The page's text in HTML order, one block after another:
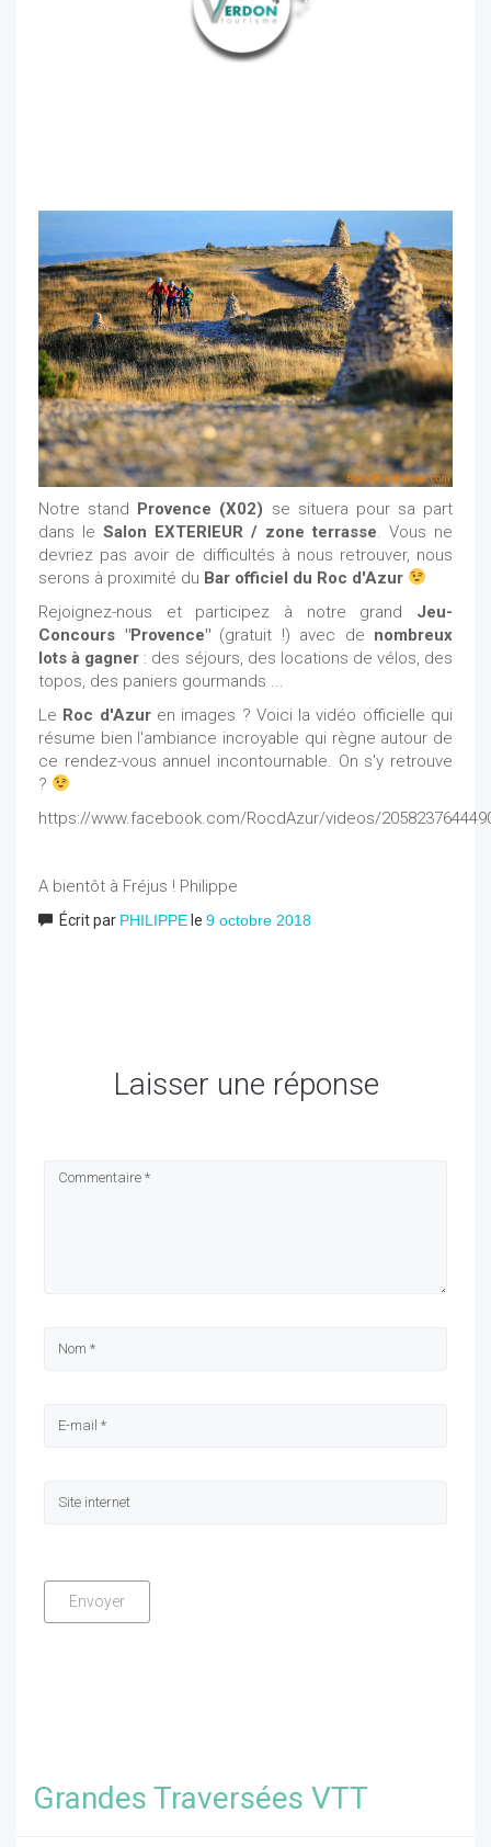
Notre stand Provence (X02) se situera pour sa part
dans le Salon EXTERIEUR / zone terrasse. Vous ne
devriez pas avoir de difficultés à nous retrouver, nous
serons à proximité du Bar officiel du Roc d'Azur
Rejoignez-nous et participez à notre grand Jeu-
Concours "Provence"(gratuit !) avec de nombreux
lots à gagner : des séjours, des locations de vélos, des
topos, des paniers gourmands ...
Le Roc d'Azuren images ? Voici la vidéo officielle qui
résume bien l'ambiance incroyable qui règne autour de
ce rendez-vous annuel incontournable. On s'y retrouve
?
https://www.facebook.com/RocdAzur/videos/
A bientôt à Fréjus ! Philippe
Écrit par PHILIPPE le 9 octobre 2018
Laisser une réponse
Grandes Traversées VTT